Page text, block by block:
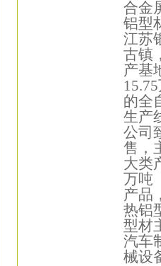
合金
铝型
江苏
古镇
产基
的全
生产
公司
售，
大类
万吨
产品
热铝
型材
汽车
械设